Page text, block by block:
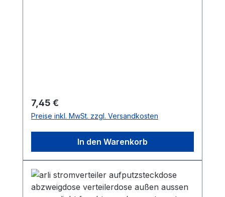
Regulärer Preis:
7,45 €
Preise inkl. MwSt. zzgl. Versandkosten
In den Warenkorb